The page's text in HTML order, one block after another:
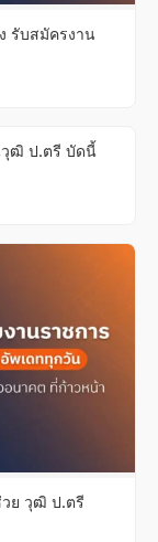
รับสมัครงาน
วุฒิ ป.ตรี บัดนี้
วย วุฒิ ป.ตรี